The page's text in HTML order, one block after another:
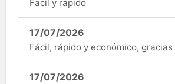
Facil y rápido
17/07/2026
Fácil, rápido y económico,
17/07/2026